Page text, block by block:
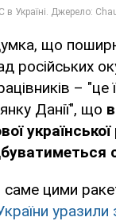
що
російських
– "це
Данії", що
української
цими
уразили